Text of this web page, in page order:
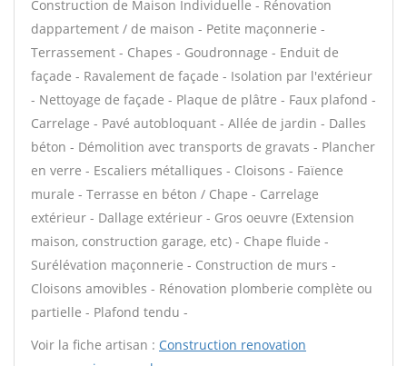
Construction de Maison Individuelle - Rénovation
dappartement / de maison - Petite maçonnerie -
Terrassement - Chapes - Goudronnage - Enduit de
façade - Ravalement de façade - Isolation par l'extérieur
- Nettoyage de façade - Plaque de plâtre - Faux plafond -
Carrelage - Pavé autobloquant - Allée de jardin - Dalles
béton - Démolition avec transports de gravats - Plancher
en verre - Escaliers métalliques - Cloisons - Faïence
murale - Terrasse en béton / Chape - Carrelage
extérieur - Dallage extérieur - Gros oeuvre (Extension
maison, construction garage, etc) - Chape fluide -
Surélévation maçonnerie - Construction de murs -
Cloisons amovibles - Rénovation plomberie complète ou
partielle - Plafond tendu -
Voir la fiche artisan : Construction renovation